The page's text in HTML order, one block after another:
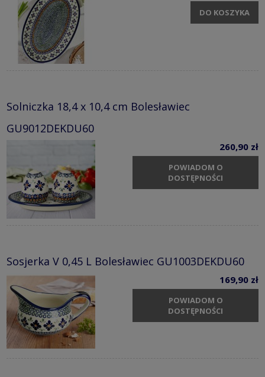
DO KOSZYKA
Solniczka 18,4 x 10,4 cm Bolesławiec
GU9012DEKDU60
260,90 zł
POWIADOM O
DOSTĘPNOŚCI
Sosjerka V 0,45 L Bolesławiec GU1003DEKDU60
169,90 zł
POWIADOM O
DOSTĘPNOŚCI